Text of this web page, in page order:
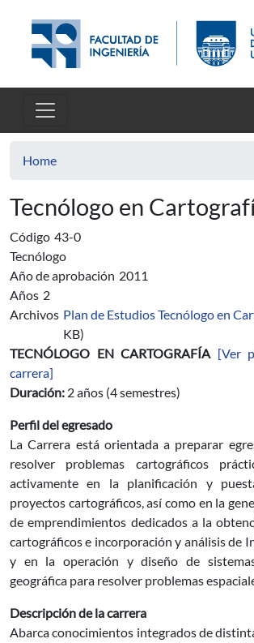
Home
Tecnólogo en
Código 43-0
Tecnólogo
Año de aprobación 2011
Años 2
Archivos Plan de Estudios Tecnólogo en
KB)
TECNÓLOGO EN CARTOGRAFÍA [Ver
carrera]
Duración: 2 años (4 semestres)
Perfil del egresado
La Carrera está orientada a preparar
resolver problemas cartográficos
activamente en la planificación y
proyectos cartográficos, así como en la
de emprendimientos dedicados a la
cartográficos e incorporación y análisis de
y en la operación y diseño de
geográfica para resolver problemas
Descripción de la carrera
Abarca conocimientos integrados de